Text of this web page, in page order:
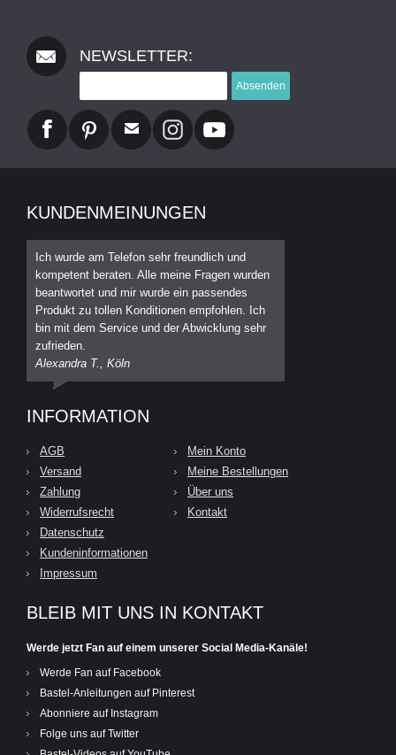
NEWSLETTER:
Absenden
KUNDENMEINUNGEN
Ich wurde am Telefon sehr freundlich und
kompetent beraten. Alle meine Fragen wurden
beantwortet und mir wurde ein passendes
Produkt zu tollen Konditionen empfohlen. Ich
bin mit dem Service und der Abwicklung sehr
zufrieden.
Alexandra T., Köln
INFORMATION
AGB
Versand
Zahlung
Widerrufsrecht
Datenschutz
Kundeninformationen
Impressum
Mein Konto
Meine Bestellungen
Über uns
Kontakt
BLEIB MIT UNS IN KONTAKT
Werde jetzt Fan auf einem unserer Social Media-Kanäle!
Werde Fan auf Facebook
Bastel-Anleitungen auf Pinterest
Abonniere auf Instagram
Folge uns auf Twitter